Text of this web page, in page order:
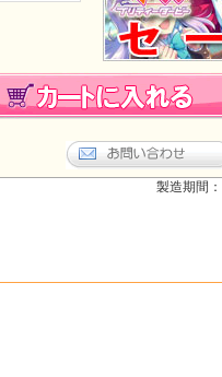
製造期間：